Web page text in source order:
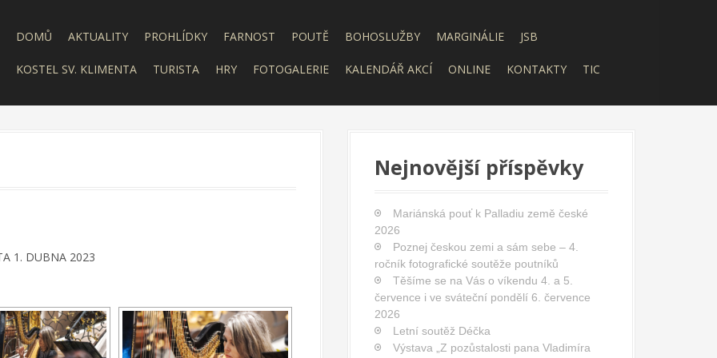
DOMŮ AKTUALITY PROHLÍDKY FARNOST POUTĚ BOHOSLUŽBY MARGINÁLIE JSB
KOSTEL SV. KLIMENTA TURISTA HRY FOTOGALERIE KALENDÁŘ AKCÍ ONLINE KONTAKTY TIC
1. DUBNA 2023
Nejnovější příspěvky
Mariánská pouť k Palladiu země české
2026
Poznej českou zemi a sám sebe – 4.
ročník fotografické soutěže poutníků
Těšíme se na Vás o víkendu 4. a 5.
července i ve sváteční pondělí 6. července
2026
Letní soutěž Déčka
Výstava „Z pozůstalosti pana Vladimíra